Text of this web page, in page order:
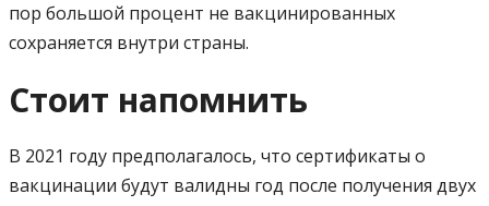
пор большой процент не вакцинированных
сохраняется внутри страны.
Стоит напомнить
В 2021 году предполагалось, что сертификаты о
вакцинации будут валидны год после получения двух